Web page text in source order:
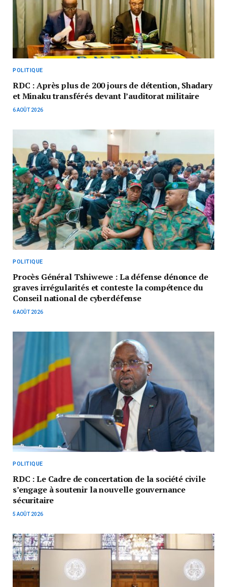
POLITIQUE
RDC : Après plus de 200 jours de détention, Shadary
et Minaku transférés devant l’auditorat militaire
6 AOÛT 2026
POLITIQUE
Procès Général Tshiwewe : La défense dénonce de
graves irrégularités et conteste la compétence du
Conseil national de cyberdéfense
6 AOÛT 2026
POLITIQUE
RDC : Le Cadre de concertation de la société civile
s’engage à soutenir la nouvelle gouvernance
sécuritaire
5 AOÛT 2026